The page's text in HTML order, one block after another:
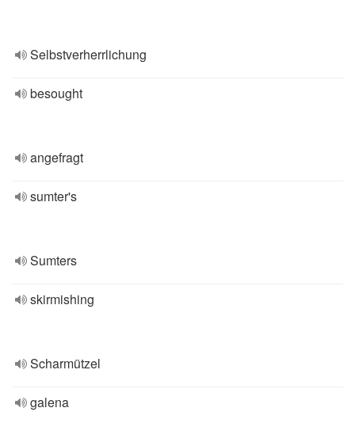
Selbstverherrlichung
besought
angefragt
sumter's
Sumters
skirmishing
Scharmützel
galena